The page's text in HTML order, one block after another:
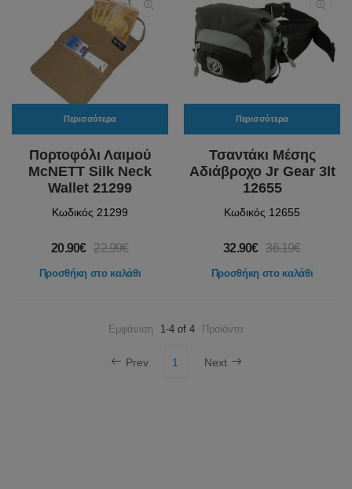
Περισσότερα
Πορτοφόλι Λαιμού
McNETT Silk Neck
Wallet 21299
Κωδικός 21299
20.90€ 22.99€
Προσθήκη στο καλάθι
Περισσότερα
Τσαντάκι Μέσης
Αδιάβροχο Jr Gear 3lt
12655
Κωδικός 12655
32.90€ 36.19€
Προσθήκη στο καλάθι
Εμφάνιση 1-4 of 4 Προϊόντα
Prev 1 Next